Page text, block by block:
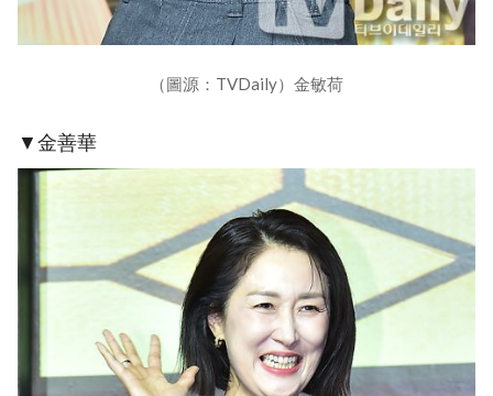
（圖源：TVDaily）金敏荷
▼金善華